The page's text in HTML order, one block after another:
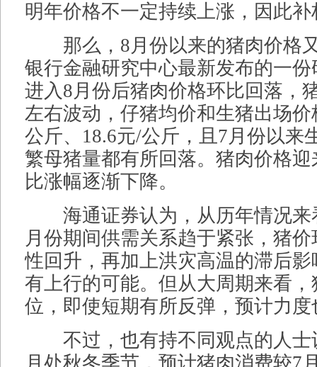
明年价格不一定持续上涨，因此
那么，8月份以来的猪肉价格
银行金融研究中心最新发布的一
进入8月份后猪肉价格环比回落，
左右波动，仔猪均价和生猪出场价
公斤、18.6元/公斤，且7月份以来
繁母猪量都有所回落。猪肉价格
比涨幅逐渐下降。
海通证券认为，从历年情况来
月份期间供需关系趋于紧张，猪
性回升，再加上洪灾高温的滞后
有上行的可能。但从大周期来看
位，即使短期有所反弹，预计力
不过，也有持不同观点的人士
月处秋冬季节，预计猪肉消费较7